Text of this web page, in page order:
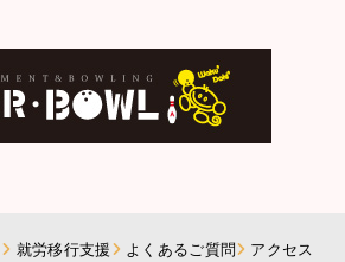
就労移行支援 よくあるご質問 アクセス